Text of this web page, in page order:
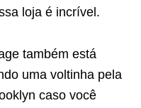
loja é incrível.
também está
uma voltinha pela
caso você